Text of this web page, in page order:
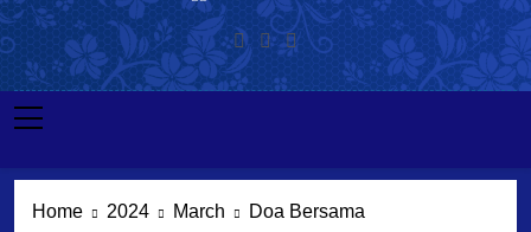
Home 2024 March Doa Bersama